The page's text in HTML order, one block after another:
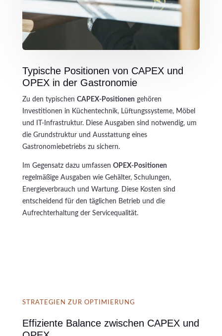
Typische Positionen von CAPEX und
OPEX in der Gastronomie
Zu den typischen CAPEX-Positionen gehören
Investitionen in Küchentechnik, Lüftungssysteme, Möbel
und IT-Infrastruktur. Diese Ausgaben sind notwendig, um
die Grundstruktur und Ausstattung eines
Gastronomiebetriebs zu sichern.
Im Gegensatz dazu umfassen OPEX-Positionen
regelmäßige Ausgaben wie Gehälter, Schulungen,
Energieverbrauch und Wartung. Diese Kosten sind
entscheidend für den täglichen Betrieb und die
Aufrechterhaltung der Servicequalität.
STRATEGIEN ZUR OPTIMIERUNG
Effiziente Balance zwischen CAPEX und